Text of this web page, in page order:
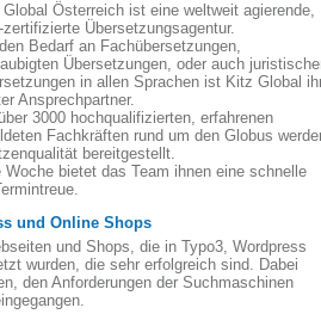
Global Österreich ist eine weltweit agierende,
zertifizierte Übersetzungsagentur.
Bedarf an Fachübersetzungen,
Übersetzungen, oder auch
in allen Sprachen ist Kitz Global
Ansprechpartner.
3000 hochqualifizierten, erfahrenen
Fachkräften rund um den Globus
bereitgestellt.
bietet das Team ihnen eine schnelle
und Online Shops
und Shops, die in Typo3, Wordpress
wurden, die sehr erfolgreich sind. Dabei
den Anforderungen der Suchmaschinen